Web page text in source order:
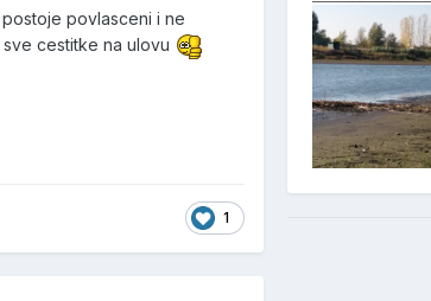
povlasceni i ne
cestitke na ulovu
1